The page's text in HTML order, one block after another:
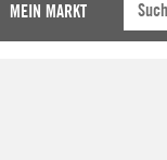
MEIN MARKT